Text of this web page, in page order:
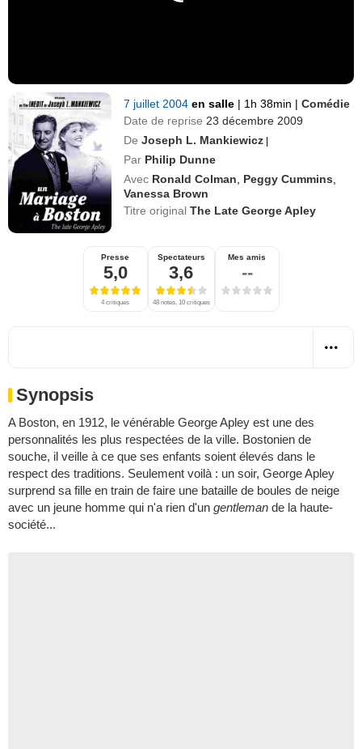
7 juillet 2004en salle | 1h 38min | Comédie
Date de reprise 23 décembre 2009
De Joseph L. Mankiewicz |
Par Philip Dunne
Avec Ronald Colman Peggy Cummins
Vanessa Brown
Titre originalThe Late George Apley
Presse
5,0
4 critiques
Spectateurs
3,6
48 notes, 10 critiques
Mes amis
--
Synopsis
A Boston, en 1912, le vénérable George Apley est une des
personnalités les plus respectées de la ville. Bostonien de
souche, il veille à ce que ses enfants soient élevés dans le
respect des traditions. Seulement voilà : un soir, George Apley
surprend sa fille en train de faire une bataille de boules de neige
avec un jeune homme qui n'a rien d'un gentleman de la haute-
société...